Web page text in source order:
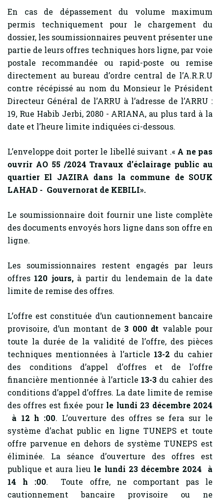
En cas de dépassement du volume maximum
permis techniquement pour le chargement du
dossier, les soumissionnaires peuvent présenter une
partie de leurs offres techniques hors ligne, par voie
postale recommandée ou rapid-poste ou remise
directement au bureau d’ordre central de l’A.R.R.U
contre récépissé au nom du Monsieur le Président
Directeur Général de l’ARRU à l’adresse de l’ARRU :
19, Rue Habib Jerbi, 2080 - ARIANA, au plus tard à la
date et l’heure limite indiquées ci-dessous.
L’enveloppe doit porter le libellé suivant .« A ne pas
ouvrir AO 55 /2024 Travaux d’éclairage public au
quartier El JAZIRA dans la commune de SOUK
LAHAD - Gouvernorat de KEBILI».
Le soumissionnaire doit fournir une liste complète
des documents envoyés hors ligne dans son offre en
ligne.
Les soumissionnaires restent engagés par leurs
offres 120 jours,à partir du lendemain de la date
limite de remise des offres.
L’offre est constituée d’un cautionnement bancaire
provisoire, d’un montant de 3 000 dt valable pour
toute la durée de la validité de l’offre, des pièces
techniques mentionnées à l’article 13-2 du cahier
des conditions d’appel d’offres et de l’offre
financière mentionnée à l’article 13-3 du cahier des
conditions d’appel d’offres. La date limite de remise
des offres est fixée pourle lundi 23 décembre 2024
à 12 h :00. L’ouverture des offres se fera sur le
système d’achat public en ligne TUNEPS et toute
offre parvenue en dehors de système TUNEPS est
éliminée. La séance d’ouverture des offres est
publique et aura lieu le lundi 23 décembre 2024 à
14 h :00. Toute offre, ne comportant pas le
cautionnement bancaire provisoire ou ne